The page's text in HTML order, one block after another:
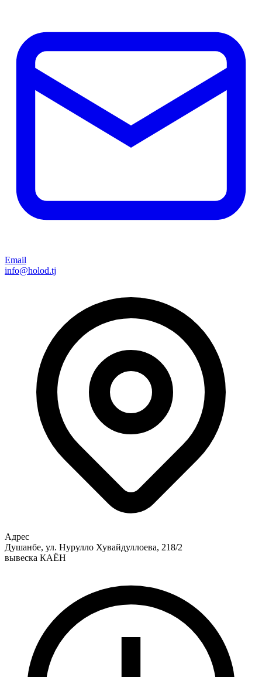
Email
info@holod.tj
Адрес
Душанбе, ул. Нурулло Хувайдуллоева, 218/2
вывеска КАЁН